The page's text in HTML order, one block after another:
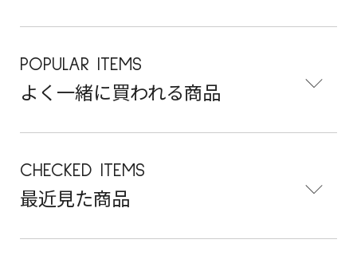
POPULAR ITEMS
よく一緒に買われる商品
CHECKED ITEMS
最近見た商品